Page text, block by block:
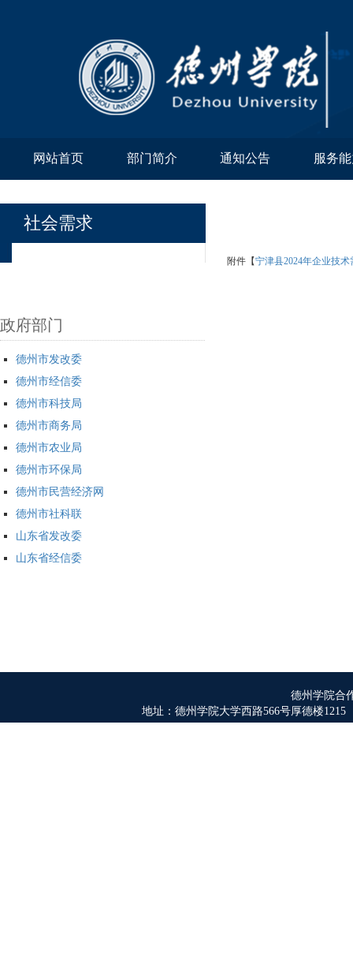
网站首页 部门简介 通知公告 服务
社会需求
政府部门
德州市发改委
德州市经信委
德州市科技局
德州市商务局
德州市农业局
德州市环保局
德州市民营经济网
德州市社科联
山东省发改委
山东省经信委
附件【宁津县2024年企业技
德州学院合
地址：德州学院大学西路566号厚德楼1215